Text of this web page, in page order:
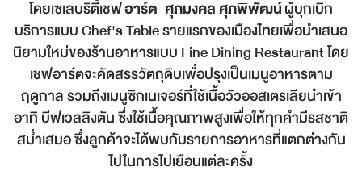
โดยเซเลบริตี้เชฟอาร์ต-ศุภมงคล ศุภพิพัฒน์ผู้บุกเบิก
บริการแบบ Chef's Table รายแรกของเมืองไทยเพื่อนำเสนอ
นิยามใหม่ของร้านอาหารแบบ Fine Dining Restaurant โดย
เชฟอาร์ตจะคัดสรรวัตถุดิบเพื่อปรุงเป็นเมนูอาหารตาม
ฤดูกาล รวมถึงเมนูซิกเนเจอร์ที่ใช้เนื้อวัวออสเตรเลียนำเข้า
อาทิ บีฟเวลลิงตัน ซึ่งใช้เนื้อคุณภาพสูงเพื่อให้ทุกคำมีรสชาติ
สม่ำเสมอ ซึ่งลูกค้าจะได้พบกับรายการอาหารที่แตกต่างกัน
ไปในการไปเยือนแต่ละครั้ง